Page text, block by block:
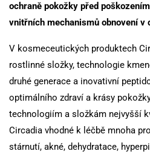
ochraně pokožky před
vnitřních mechanismů obnovení v
V kosmeceutických produktech
rostlinné složky, technologie
druhé generace a inovativní
optimálního zdraví a krásy
technologiím a složkám nejvyšší
Circadia vhodné k léčbě mnoha
stárnutí, akné, dehydratace,